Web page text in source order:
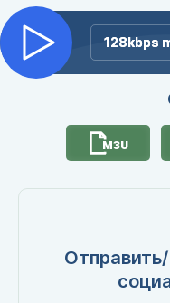
128kbps
128kbps
M3U